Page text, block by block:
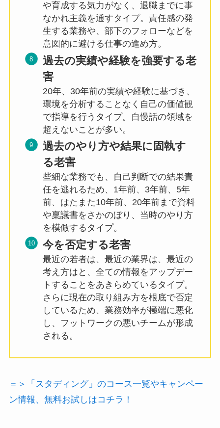
や育成する気力がなく、退職までに事
なかれ主義を通すタイプ。責任感の発
生する業務や、部下のフォローなどを
意図的に避ける仕事の進め方。
過去の実績や経験を強要する老
害
20年、30年前の実績や経験に基づき、
環境を分析することなく自己の価値観
で指導を行うタイプ。自慢話の領域を
超えないことが多い。
過去のやり方や結果に固執す
る老害
些細な業務でも、自己判断での結果責
任を逃れるため、1年前、3年前、5年
前、はたまた10年前、20年前まで資料
や稟議書をさかのぼり、当時のやり方
を模倣するタイプ。
今を否定する老害
最近の若者は、最近の業界は、最近の
考え方はと、全ての情報をアップデー
トすることをあきらめているタイプ。
さらに現在の取り組み方を根底で否定
しているため、業務効率が極端に悪化
し、フットワークの悪いチームが形成
される。
＝＞「スタディング」のコース一覧やキャンペー
ン情報、無料お試しはコチラ！